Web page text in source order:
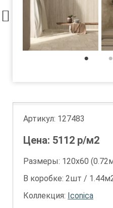
Артикул: 127483
Цена: 5112 р/м2
Размеры: 120х60
В коробке: 2шт /
Коллекция: Iconica